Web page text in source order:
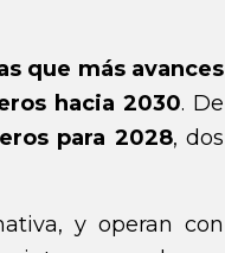
que más avances
hacia 2030. De
para 2028, dos
y operan con